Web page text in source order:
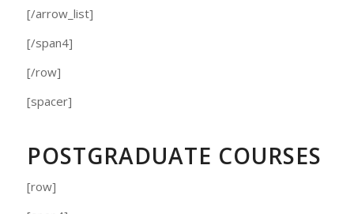
[/arrow_list]
[/span4]
[/row]
[spacer]
POSTGRADUATE COURSES
[row]